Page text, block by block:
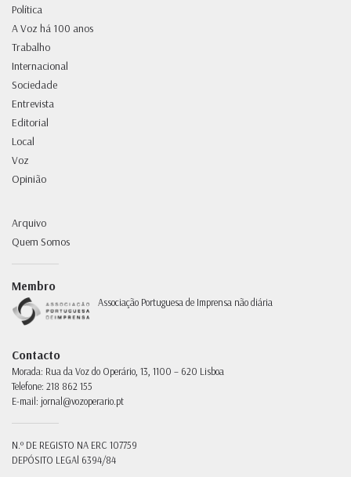
Política
A Voz há 100 anos
Trabalho
Internacional
Sociedade
Entrevista
Editorial
Local
Voz
Opinião
Arquivo
Quem Somos
Membro
Associação Portuguesa de Imprensa não diária
Contacto
Morada: Rua da Voz do Operário, 13, 1100 – 620 Lisboa
Telefone: 218 862 155
E-mail: jornal@vozoperario.pt
N.º DE REGISTO NA ERC 107759
DEPÓSITO LEGAl 6394/84